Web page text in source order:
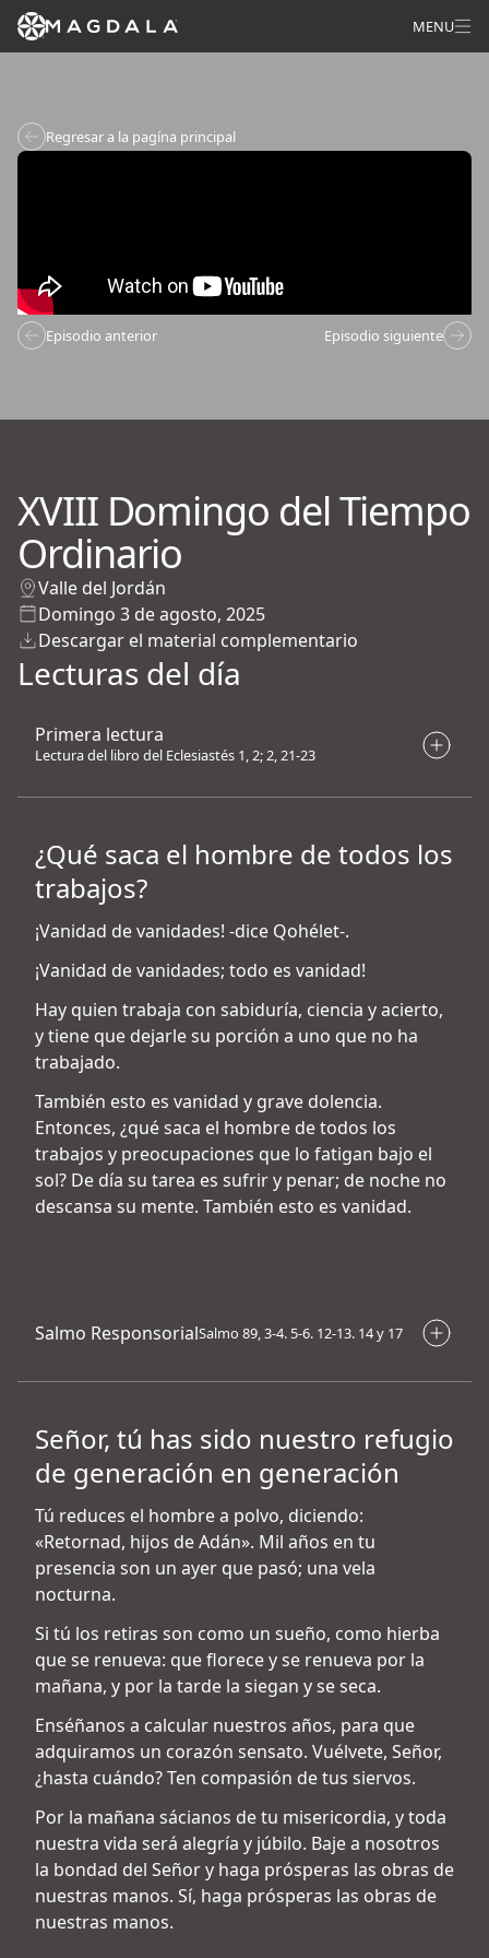
MENU
Regresar a la pagína principal
Episodio anterior Episodio siguiente
XVIII Domingo del Tiempo
Ordinario
Valle del Jordán
Domingo 3 de agosto, 2025
Descargar el material complementario
Lecturas del día
Primera lectura
Lectura del libro del Eclesiastés 1, 2; 2, 21-23
¿Qué saca el hombre de todos los
trabajos?
¡Vanidad de vanidades! -dice Qohélet-.
¡Vanidad de vanidades; todo es vanidad!
Hay quien trabaja con sabiduría, ciencia y acierto,
y tiene que dejarle su porción a uno que no ha
trabajado.
También esto es vanidad y grave dolencia.
Entonces, ¿qué saca el hombre de todos los
trabajos y preocupaciones que lo fatigan bajo el
sol? De día su tarea es sufrir y penar; de noche no
descansa su mente. También esto es vanidad.
Salmo ResponsorialSalmo 89, 3-4. 5-6. 12-13. 14 y 17
Señor, tú has sido nuestro refugio
de generación en generación
Tú reduces el hombre a polvo, diciendo:
«Retornad, hijos de Adán». Mil años en tu
presencia son un ayer que pasó; una vela
nocturna.
Si tú los retiras son como un sueño, como hierba
que se renueva: que florece y se renueva por la
mañana, y por la tarde la siegan y se seca.
Enséñanos a calcular nuestros años, para que
adquiramos un corazón sensato. Vuélvete, Señor,
¿hasta cuándo? Ten compasión de tus siervos.
Por la mañana sácianos de tu misericordia, y toda
nuestra vida será alegría y júbilo. Baje a nosotros
la bondad del Señor y haga prósperas las obras de
nuestras manos. Sí, haga prósperas las obras de
nuestras manos.